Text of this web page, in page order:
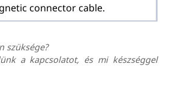
connector cable.
szüksége?
a kapcsolatot, és mi készséggel